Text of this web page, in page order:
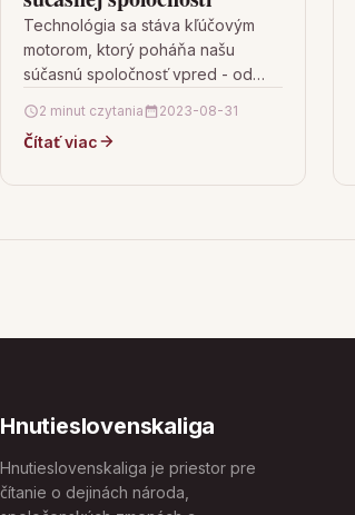
Technológia sa stáva kľúčovým
motorom, ktorý poháňa našu
súčasnú spoločnosť vpred - od
sa, cez to, ako komunikujeme, až…
2 minut czytania 2023-08-31
Čítať viac
Hnutieslovenskaliga
Hnutieslovenskaliga je priestor pre
čítanie o dejinách národa,